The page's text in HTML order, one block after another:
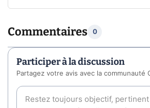
Commentaires 0
Participer à la discussion
Partagez votre avis avec la communauté